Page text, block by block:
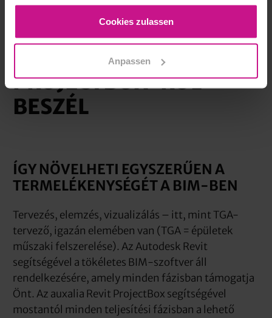
gesammelt haben.
Cookies zulassen
Anpassen
AKI REVIT-RŐL BESZÉL,
AZ A REVIT
PROJECTBOX-RÓL
BESZÉL
ÍGY NÖVELHETI EGYSZERŰEN A
TERMELÉKENYSÉGÉT A BIM-BEN
Tervezés, elemzés, vizualizálás – itt, mint TGA-
tervező, igazán elemében van (TGA = épületek
műszaki felszerelése). Az Autodesk Revit
segítségével a tökéletes BIM-szoftver áll
rendelkezésére, amely minden fázisban támogatja
Önt. Az auxalia Revit ProjectBox segítségével
mostantól minden teljesítési fázisban a lehető